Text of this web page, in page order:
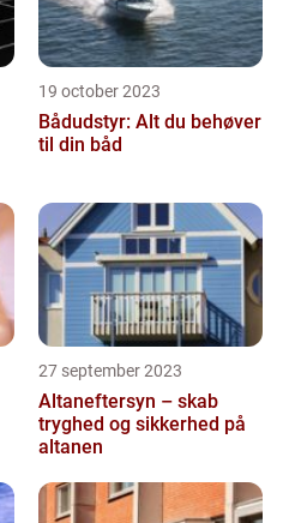
19 october 2023
Bådudstyr: Alt du behøver
til din båd
27 september 2023
Altaneftersyn – skab
tryghed og sikkerhed på
altanen